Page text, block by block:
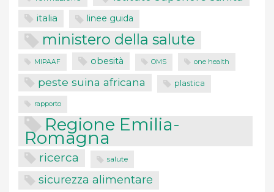
italia linee guida
ministero della salute
MIPAAF obesità OMS one health
peste suina africana plastica
rapporto
Regione Emilia-
Romagna
ricerca salute
sicurezza alimentare